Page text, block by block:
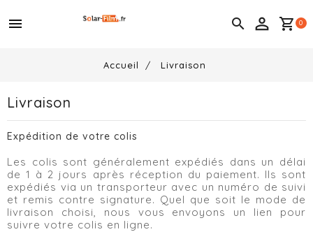
menu shopping_cart 0

Accueil Livraison
Livraison
Expédition de votre colis
Les colis sont généralement expédiés dans un délai
de 1 à 2 jours après réception du paiement. Ils sont
expédiés via un transporteur avec un numéro de suivi
et remis contre signature. Quel que soit le mode de
livraison choisi, nous vous envoyons un lien pour
suivre votre colis en ligne.